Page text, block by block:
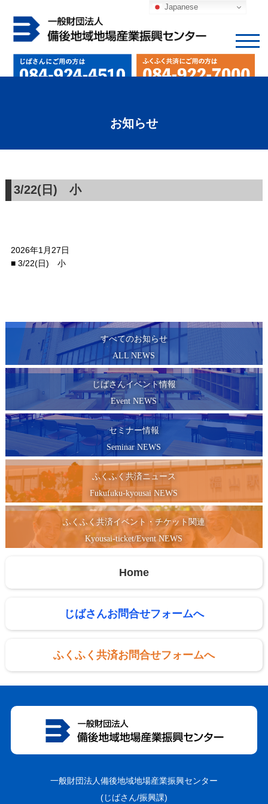
お知らせ
3/22(日) 小
2026年1月27日
■ 3/22(日) 小
すべてのお知らせ
ALL NEWS
じばさんイベント情報
Event NEWS
セミナー情報
Seminar NEWS
ふくふく共済ニュース
Fukufuku-kyousai NEWS
ふくふく共済イベント・チケット関連
Kyousai-ticket/Event NEWS
Home
じばさんお問合せフォームへ
ふくふく共済お問合せフォームへ
一般財団法人備後地域地場産業振興センター
(じばさん/振興課)
Japanese